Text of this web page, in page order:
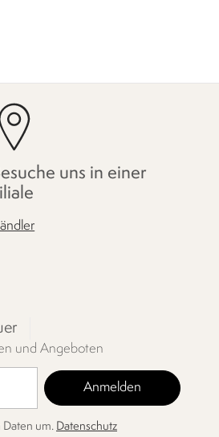
uns in einer
und Angeboten
um. Datenschutz